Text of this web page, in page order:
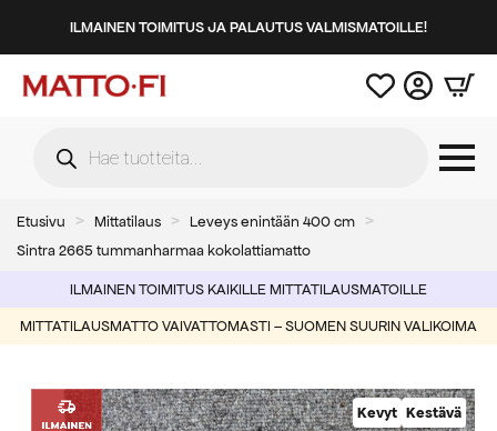
ILMAINEN TOIMITUS JA PALAUTUS VALMISMATOILLE!
search
Etusivu Mittatilaus
Leveys enintään 400 cm
Sintra 2665 tummanharmaa kokolattiamatto
ILMAINEN TOIMITUS KAIKILLE MITTATILAUSMATOILLE
MITTATILAUSMATTO VAIVATTOMASTI – SUOMEN SUURIN VALIKOIMA
Kevyt Kestävä